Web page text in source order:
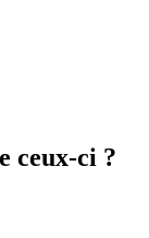
ceux-ci ?